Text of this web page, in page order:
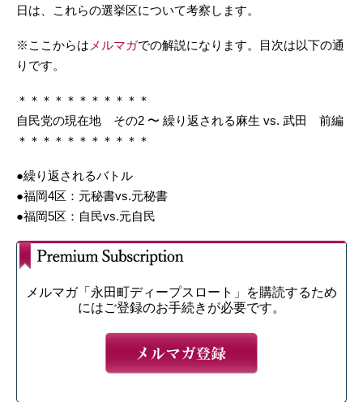
日は、これらの選挙区について考察します。
※ここからは メルマガでの解説になります。目次は以下の通
りです。
＊＊＊＊＊＊＊＊＊＊＊
自民党の現在地 その2 〜 繰り返される麻生 vs. 武田 前編
＊＊＊＊＊＊＊＊＊＊＊
●繰り返されるバトル
●福岡4区：元秘書vs.元秘書
●福岡5区：自民vs.元自民
メルマガ「永田町ディープスロート」を購読するため
にはご登録のお手続きが必要です。